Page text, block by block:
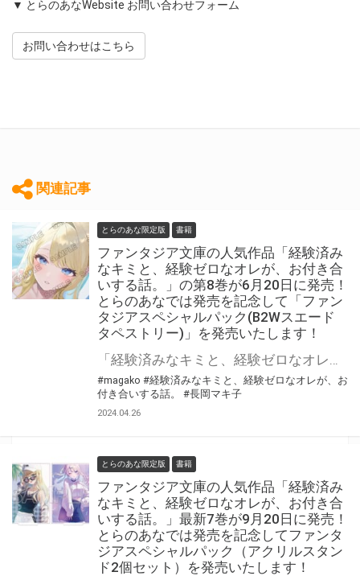
▼ とらのあなWebsite お問い合わせフォーム
お問い合わせはこちら
関連記事
とらのあな限定版 書籍
ファンタジア文庫の人気作品「経験済み
なキミと、経験ゼロなオレが、お付き合
いする話。」の第8巻が6月20日に発売！
とらのあなでは発売を記念して「ファン
タジアスペシャルパック(B2Wスエード
タペストリー)」を発売いたします！
#magako #経験済みなキミと、経験ゼロなオレが、お
付き合いする話。
#長岡マキ子
2024.04.26
とらのあな限定版 書籍
ファンタジア文庫の人気作品「経験済み
なキミと、経験ゼロなオレが、お付き合
いする話。」最新7巻が9月20日に発売！
とらのあなでは発売を記念してファンタ
ジアスペシャルパック（アクリルスタン
ド2個セット）を発売いたします！